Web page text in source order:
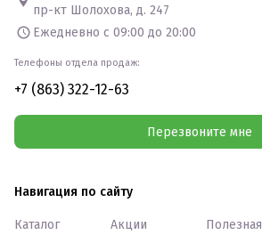
пр-кт Шолохова, д. 247
Ежедневно с 09:00 до 20:00
Телефоны отдела продаж:
+7 (863) 322-12-63
Перезвоните мне
Навигация по сайту
Каталог
Акции
Полезная